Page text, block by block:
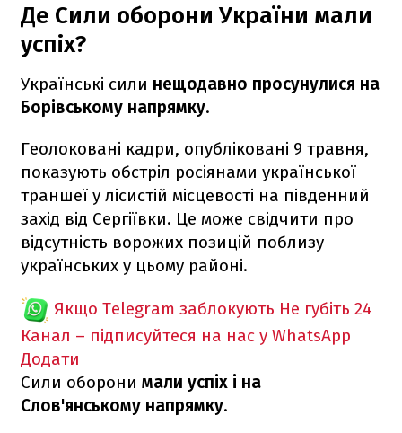
Де Сили оборони України мали
успіх?
Українські сили нещодавно просунулися на
Борівському напрямку.
Геолоковані кадри, опубліковані 9 травня,
показують обстріл росіянами української
траншеї у лісистій місцевості на південний
захід від Сергіївки. Це може свідчити про
відсутність ворожих позицій поблизу
українських у цьому районі.
Якщо Telegram заблокують Не губіть 24
Канал – підписуйтеся на нас у WhatsApp
Додати
Сили оборони мали успіх і на
Слов'янському напрямку.